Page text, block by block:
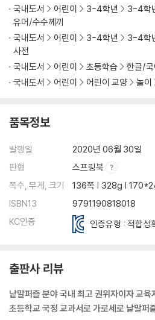
국내도서
어린이 3-4학년 3-4학
유머/수수께끼
국내도서
어린이 3-4학년 3-4학
사전
국내도서
어린이 초등학습
한글/
국내도서
어린이 어린이 교양 놀이
품목정보
발행일
2020년 06월 30일
판형
스프링북
쪽수, 무게, 크기
136쪽 | 328g |
ISBN13
9791190818018
KC인증
인증유형 : 적합성
출판사 리뷰
낱말퍼즐 분야 국내 최고 권위자이자 교육
초등학교 국정 교과서로 가로세로 낱말퍼